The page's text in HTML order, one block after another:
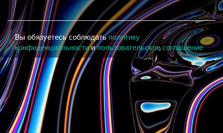
Вы обязуетесь соблюдатьполитику
конфиденциальностиипользовательское соглашение